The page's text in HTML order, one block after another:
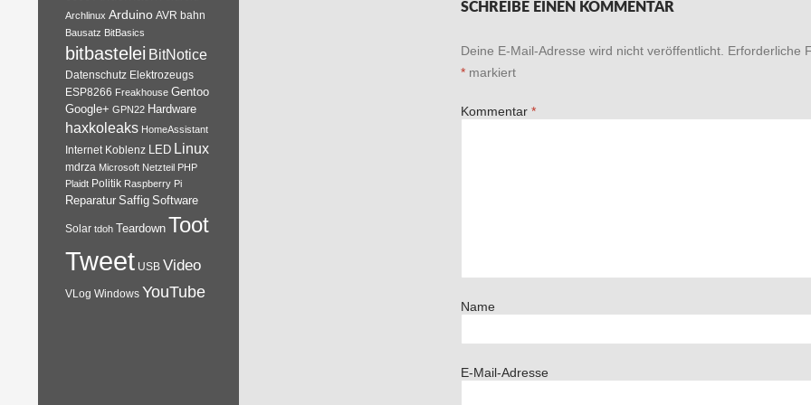
SCHREIBE EINEN KOMMENTAR
Deine E-Mail-Adresse wird nicht veröffentlicht. Erforderliche
* markiert
Kommentar *
Name
E-Mail-Adresse
Archlinux Arduino AVR bahn
Bausatz BitBasics
bitbastelei BitNotice
Datenschutz Elektrozeugs
ESP8266 Freakhouse Gentoo
Google+ GPN22 Hardware
haxkoleaks HomeAssistant
Internet Koblenz LED Linux
mdrza Microsoft Netzteil PHP
Plaidt Politik Raspberry Pi
Reparatur Saffig Software
Solar tdoh Teardown Toot
Tweet USB Video
VLog Windows YouTube